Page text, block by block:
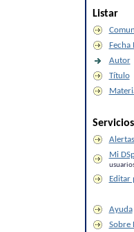
Listar
Fecha
Autor
Título
Servicios
Alertas
Mi
Editar
Ayuda
Sobre